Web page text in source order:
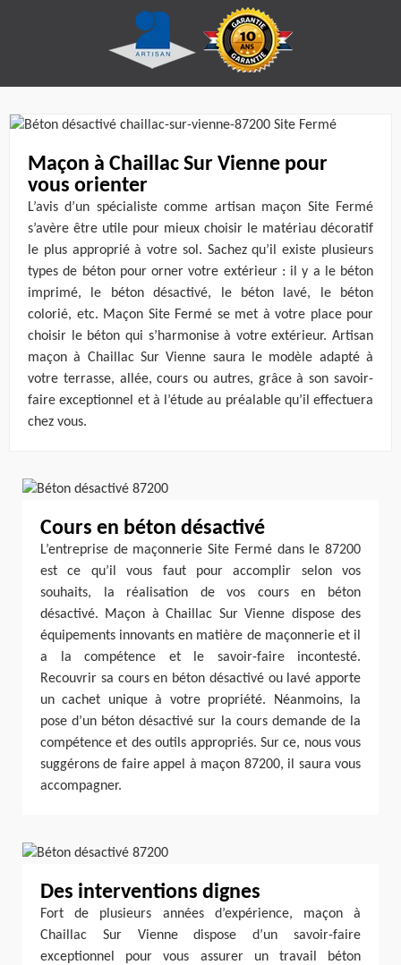
Maçon à Chaillac Sur Vienne pour
vous orienter
L’avis d’un spécialiste comme artisan maçon Site Fermé
s’avère être utile pour mieux choisir le matériau décoratif
le plus approprié à votre sol. Sachez qu’il existe plusieurs
types de béton pour orner votre extérieur : il y a le béton
imprimé, le béton désactivé, le béton lavé, le béton
colorié, etc. Maçon Site Fermé se met à votre place pour
choisir le béton qui s’harmonise à votre extérieur. Artisan
maçon à Chaillac Sur Vienne saura le modèle adapté à
votre terrasse, allée, cours ou autres, grâce à son savoir-
faire exceptionnel et à l’étude au préalable qu’il effectuera
chez vous.
Cours en béton désactivé
L’entreprise de maçonnerie Site Fermé dans le 87200
est ce qu’il vous faut pour accomplir selon vos
souhaits, la réalisation de vos cours en béton
désactivé. Maçon à Chaillac Sur Vienne dispose des
équipements innovants en matière de maçonnerie et il
a la compétence et le savoir-faire incontesté.
Recouvrir sa cours en béton désactivé ou lavé apporte
un cachet unique à votre propriété. Néanmoins, la
pose d’un béton désactivé sur la cours demande de la
compétence et des outils appropriés. Sur ce, nous vous
suggérons de faire appel à maçon 87200, il saura vous
accompagner.
Des interventions dignes
Fort de plusieurs années d’expérience, maçon à
Chaillac Sur Vienne dispose d’un savoir-faire
exceptionnel pour vous assurer un travail béton